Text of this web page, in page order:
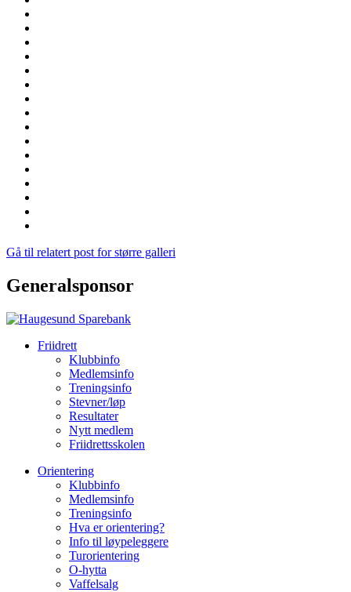
Gå til relatert post for større galleri
Generalsponsor
Friidrett
Klubbinfo
Medlemsinfo
Treningsinfo
Stevner/løp
Resultater
Nytt medlem
Friidrettsskolen
Orientering
Klubbinfo
Medlemsinfo
Treningsinfo
Hva er orientering?
Info til løypeleggere
Turorientering
O-hytta
Vaffelsalg